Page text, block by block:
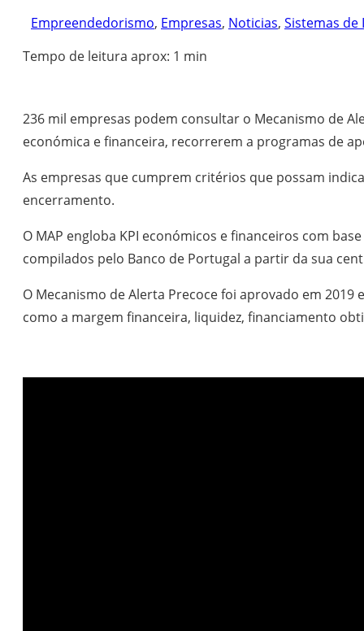
Empreendedorismo, Empresas, Noticias, Sistemas de
Tempo de leitura aprox: 1 min
236 mil empresas podem consultar o Mecanismo de
económica e financeira, recorrerem a programas de
As empresas que cumprem critérios que possam
encerramento.
O MAP engloba KPI económicos e financeiros com
compilados pelo Banco de Portugal a partir da sua
O Mecanismo de Alerta Precoce foi aprovado em
como a margem financeira, liquidez, financiamento